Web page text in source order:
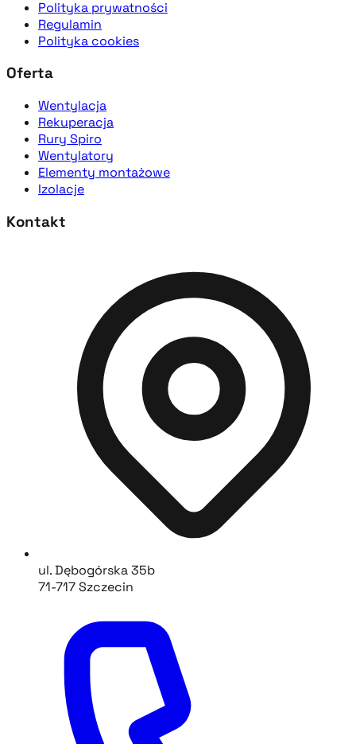
Polityka prywatności
Regulamin
Polityka cookies
Oferta
Wentylacja
Rekuperacja
Rury Spiro
Wentylatory
Elementy montażowe
Izolacje
Kontakt
ul. Dębogórska 35b
71-717 Szczecin